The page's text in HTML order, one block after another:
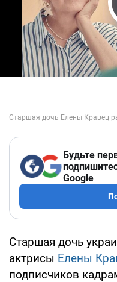
Будьте
Google
Старшая дочь
актрисы Елены
подписчиков